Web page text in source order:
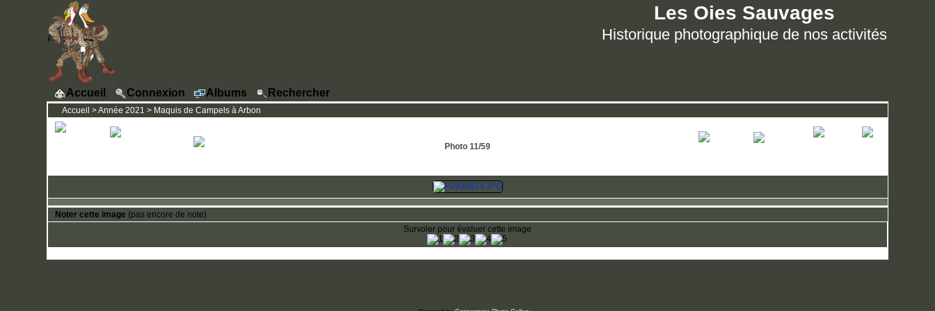
Les Oies Sauvages
Historique photographique de nos activités
Accueil Connexion Albums Rechercher
Accueil >Année 2021 > Maquis de Campels à Arbon
Photo 11/59
Noter cette image (pas encore de note)
Survoler pour évaluer cette image